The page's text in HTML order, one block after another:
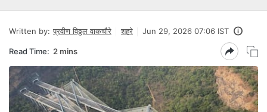
Written by: प्रवीण विठ्ठल वाकचौरे शहरे Jun 29, 2026 07:06 IST
Read Time: 2 mins